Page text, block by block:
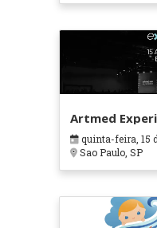
Artmed
quinta-feira, 15
Sao Paulo, SP